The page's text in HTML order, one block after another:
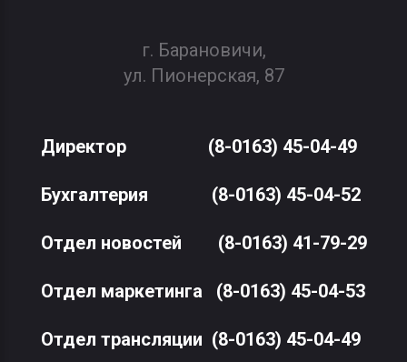
г. Барановичи,
ул. Пионерская, 87
Директор (8-0163) 45-04-49
Бухгалтерия (8-0163) 45-04-52
Отдел новостей (8-0163) 41-79-29
Отдел маркетинга (8-0163) 45-04-53
Отдел трансляции (8-0163) 45-04-49